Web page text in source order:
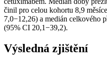
činil pro celou kohortu 8,9
7,0−12,26) a medián celkového
(95% CI 20,1−39,2).
Výsledná zjištění